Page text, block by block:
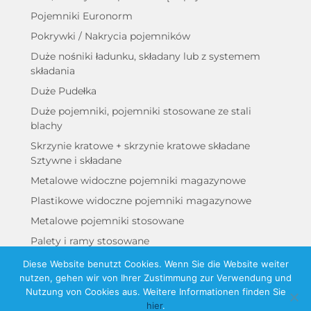
Pojemniki Euronorm
Pokrywki / Nakrycia pojemników
Duże nośniki ładunku, składany lub z systemem
składania
Duże Pudełka
Duże pojemniki, pojemniki stosowane ze stali
blachy
Skrzynie kratowe + skrzynie kratowe składane
Sztywne i składane
Metalowe widoczne pojemniki magazynowe
Plastikowe widoczne pojemniki magazynowe
Metalowe pojemniki stosowane
Palety i ramy stosowane
Wózki
Pozostałości / Specjalne przedmioty
Diese Website benutzt Cookies. Wenn Sie die Website weiter
nutzen, gehen wir von Ihrer Zustimmung zur Verwendung und
Nutzung von Cookies aus. Weitere Informationen finden Sie
hier.